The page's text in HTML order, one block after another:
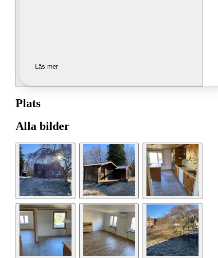
Läs mer
Plats
Alla bilder